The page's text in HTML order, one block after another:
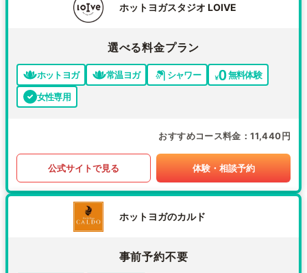
ホットヨガスタジオ LOIVE
選べる料金プラン
ホットヨガ 常温ヨガ シャワー
無料体験
女性専用
おすすめコース料金 11,440円
公式サイトで見る 体験・相談予約
ホットヨガのカルド
事前予約不要